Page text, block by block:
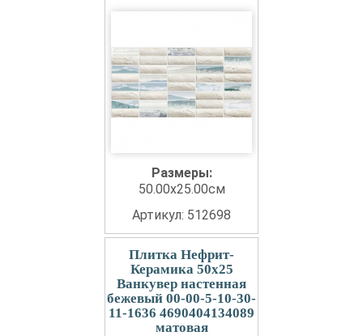
Размеры:
50.00x25.00см
Артикул: 512698
Плитка Нефрит-
Керамика 50x25
Ванкувер настенная
бежевый 00-00-5-10-30-
11-1636 4690404134089
матовая